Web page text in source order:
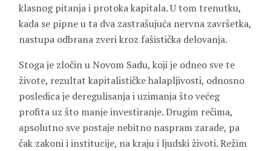
klasnog pitanja i protoka kapitala. U tom trenutku,
kada se pipne u ta dva zastrašujuća nervna završetka,
nastupa odbrana zveri kroz fašistička delovanja.
Stoga je zločin u Novom Sadu, koji je odneo sve te
živote, rezultat kapitalističke halapljivosti, odnosno
posledica je deregulisanja i uzimanja što većeg
profita uz što manje investiranje. Drugim rečima,
apsolutno sve postaje nebitno naspram zarade, pa
čak zakoni i institucije, na kraju i ljudski životi. Režim